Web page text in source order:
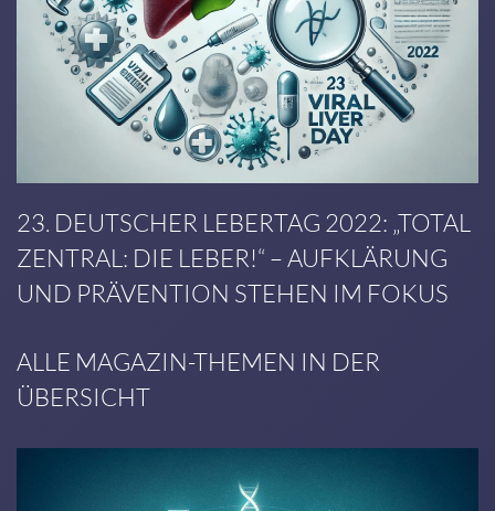
23. DEUTSCHER LEBERTAG 2022: „TOTAL
ZENTRAL: DIE LEBER!“ – AUFKLÄRUNG
UND PRÄVENTION STEHEN IM FOKUS
ALLE MAGAZIN-THEMEN IN DER
ÜBERSICHT